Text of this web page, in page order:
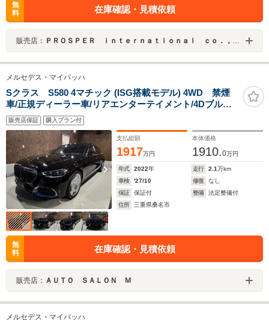
無
料
在庫確認・見積依頼
販売店： ＰＲＯＳＰＥＲ ｉｎｔｅｒｎａｔｉｏｎａｌ ｃｏ．，ｌｔｄ
メルセデス・マイバッハ
Sクラス S580 4マチック (ISG搭載モデル) 4WD 禁煙
車/正規ディーラー車/リアエンターテイメント/4Dブルメ
スターサウンド/パノラマサンルーフ
販売店保証 購入プラン付
支払総額
1917万円
本体価格
1910.0万円
年式 2022年 走行 2.1万km
車検
'27/10 修復
なし
保証
保証付 整備
法定整備付
住所
三重県桑名市
無
料
在庫確認・見積依頼
販売店： ＡＵＴＯ ＳＡＬＯＮ Ｍ
メルセデス・マイバッハ